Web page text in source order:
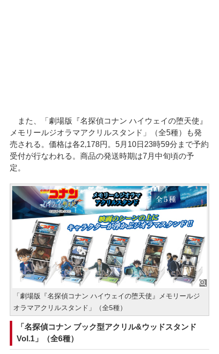
また、「劇場版『名探偵コナン ハイウェイの堕天使』
メモリールジオラマアクリルスタンド」（全5種）も発
売される。価格は各2,178円。5月10日23時59分まで予約
受付が行なわれる。商品の発送時期は7月中旬頃の予
定。
「劇場版『名探偵コナン ハイウェイの堕天使』メモリールジ
オラマアクリルスタンド」（全5種）
「名探偵コナン ブック型アクリル&ウッドスタンド
Vol.1」（全6種）